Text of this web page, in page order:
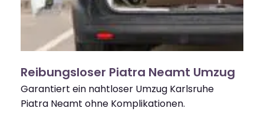
Reibungsloser Piatra Neamt Umzug
Garantiert ein nahtloser Umzug Karlsruhe
Piatra Neamt ohne Komplikationen.